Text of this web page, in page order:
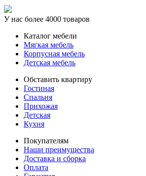
У нас более 4000 товаров
Каталог мебели
Мягкая мебель
Корпусная мебель
Детская мебель
Обставить квартиру
Гостиная
Спальня
Прихожая
Детская
Кухня
Покупателям
Наши преимущества
Доставка и сборка
Оплата